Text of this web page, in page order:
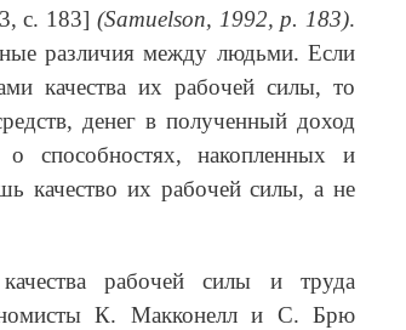
с. 183] (Samuelson, 1992, р. 183).
различия между людьми. Если
качества их рабочей силы, то
денег в полученный доход
накопленных и
качество их рабочей силы, а не
рабочей силы и труда
К. Макконелл и С. Брю